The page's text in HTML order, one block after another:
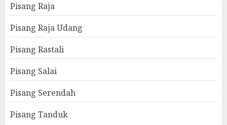
Pisang Raja
Pisang Raja Udang
Pisang Rastali
Pisang Salai
Pisang Serendah
Pisang Tanduk